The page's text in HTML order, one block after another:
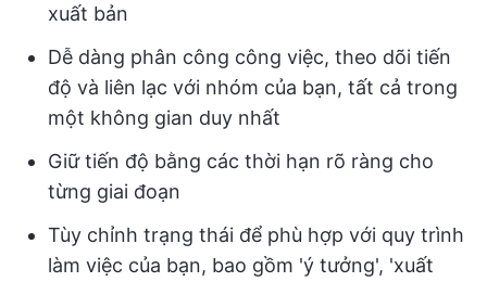
xuất bản
Dễ dàng phân công công việc, theo dõi tiến
độ và liên lạc với nhóm của bạn, tất cả trong
một không gian duy nhất
Giữ tiến độ bằng các thời hạn rõ ràng cho
từng giai đoạn
Tùy chỉnh trạng thái để phù hợp với quy trình
làm việc của bạn, bao gồm 'ý tưởng', 'xuất